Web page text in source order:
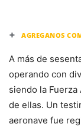
+ AGREGANOS
A más de
operando con
siendo la Fuerza
de ellas. Un
aeronave fue